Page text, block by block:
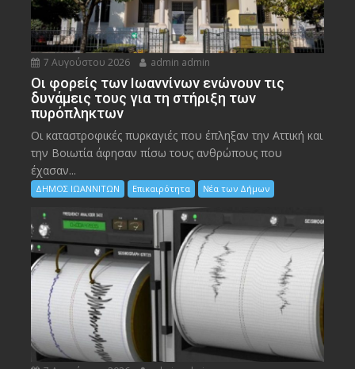
7 Αυγούστου 2026 admin admin
Οι φορείς των Ιωαννίνων ενώνουν τις
δυνάμεις τους για τη στήριξη των
πυρόπληκτων
Οι καταστροφικές πυρκαγιές που έπληξαν την Αττική και
την Bοιωτία άφησαν πίσω τους ανθρώπους που
έχασαν...
ΔΗΜΟΣ ΙΩΑΝΝΙΤΩΝ Επικαιρότητα Νέα των Δήμων